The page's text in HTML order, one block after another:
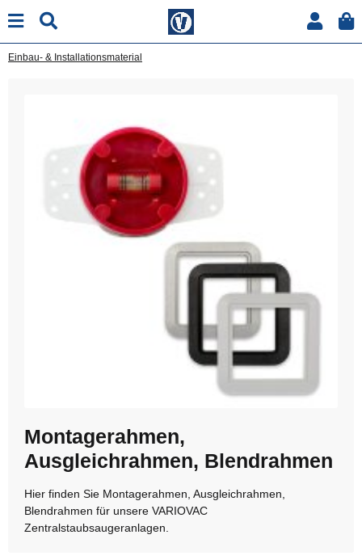
Einbau- & Installationsmaterial
Montagerahmen,
Ausgleichrahmen, Blendrahmen
Hier finden Sie Montagerahmen, Ausgleichrahmen,
Blendrahmen für unsere VARIOVAC
Zentralstaubsaugeranlagen.